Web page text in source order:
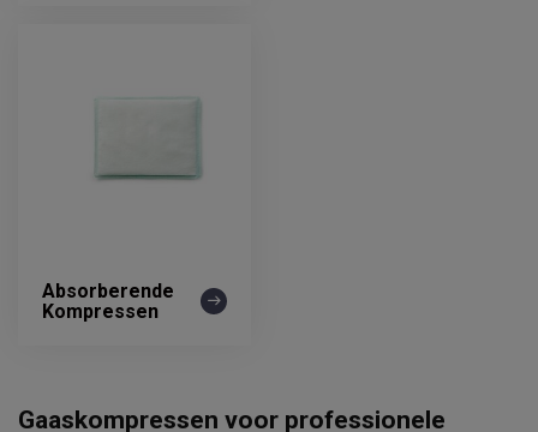
Absorberende
Kompressen
Gaaskompressen voor professionele